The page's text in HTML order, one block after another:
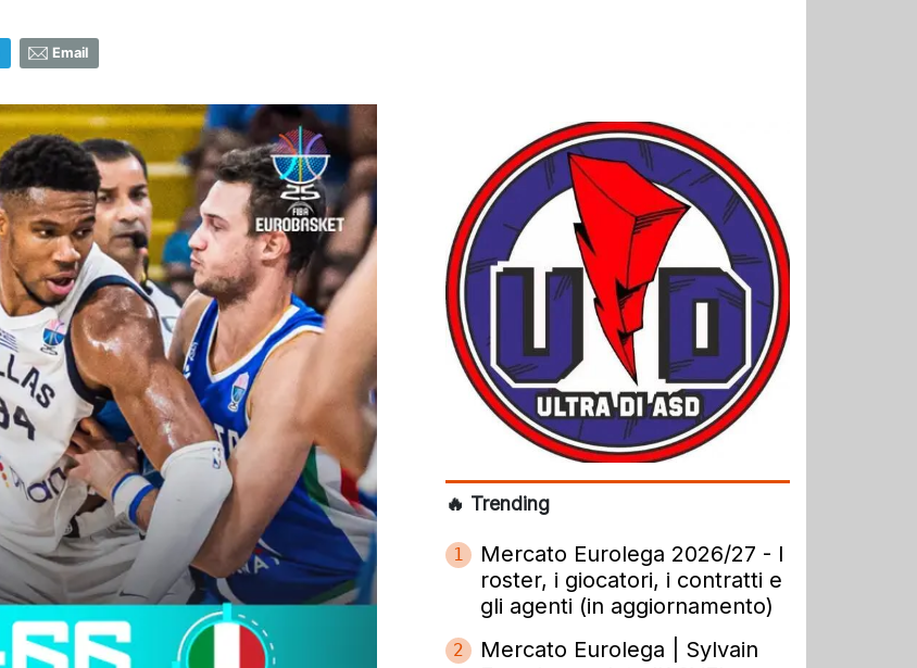
Email
🔥 Trending
1
Mercato Eurolega 2026/27 - I
roster, i giocatori, i contratti e
gli agenti (in aggiornamento)
2
Mercato Eurolega | Sylvain